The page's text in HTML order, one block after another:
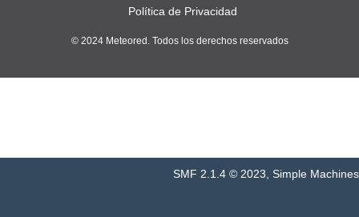
Política de Privacidad
© 2024 Meteored. Todos los derechos reservados
SMF 2.1.4 © 2023 Simple Machines